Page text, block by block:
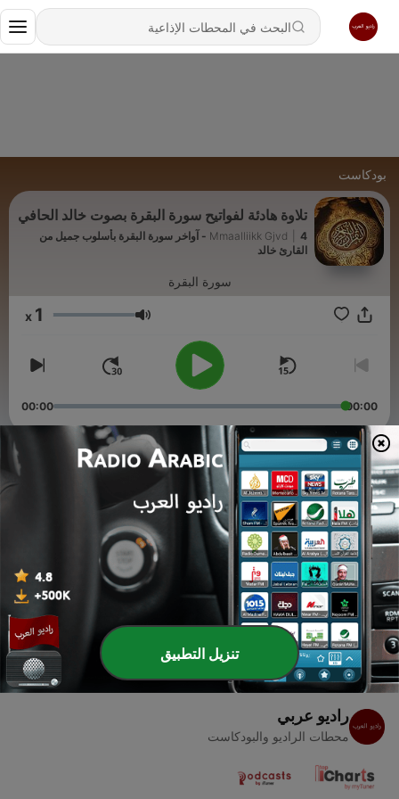
بودكاست
تلاوة هادئة لفواتيح سورة البقرة بصوت خالد الحافي
Mmaalliikk Gjvd 4 - آواخر سورة البقرة بأسلوب جميل من
القارئ خالد
سورة البقرة
مستوى الصوت 1
00:00
00:00
حلقات
4
- آواخر سورة البقرة بأسلوب جميل من القارئ خالد
13 يونيو 2016
تلاوة هادئة لفواتيح سورة البقرة بصوت خالد الحافي
03 يونيو 2016
راديو عربي
محطات الراديو والبودكاست
تنزيل التطبيق